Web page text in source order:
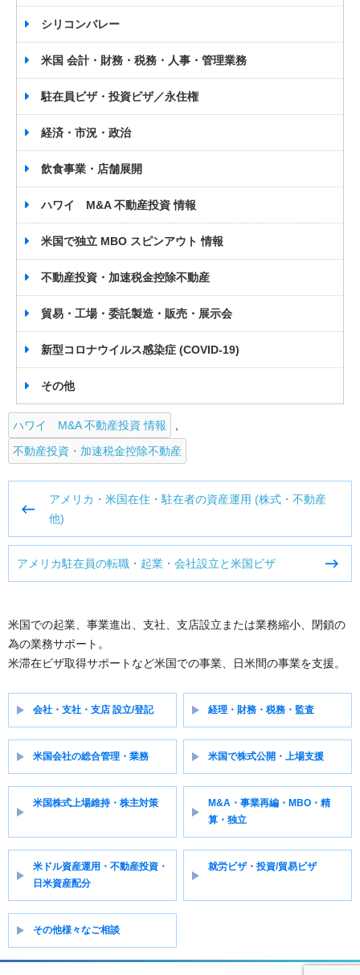
シリコンバレー
米国 会計・財務・税務・人事・管理業務
駐在員ビザ・投資ビザ／永住権
経済・市況・政治
飲食事業・店舗展開
ハワイ M&A 不動産投資 情報
米国で独立 MBO スピンアウト 情報
不動産投資・加速税金控除不動産
貿易・工場・委託製造・販売・展示会
新型コロナウイルス感染症 (COVID-19)
その他
ハワイ M&A 不動産投資 情報
不動産投資・加速税金控除不動産
ビ
ー
ョ
ン
アメリカ・米国在住・駐在者の資産運用 (株式・不動産
他)
アメリカ駐在員の転職・起業・会社設立と米国ビザ
米国での起業、事業進出、支社、支店設立または業務縮小、閉鎖の
為の業務サポート。
米滞在ビザ取得サポートなど米国での事業、日米間の事業を支援。
会社・支社・支店 設立/登記 経理・財務・税務・監査
米国会社の総合管理・業務 米国で株式公開・上場支援
米国株式上場維持・株主対策
M&A・事業再編・MBO・精
算・独立
米ドル資産運用・不動産投資・
日米資産配分
就労ビザ・投資/貿易ビザ
その他様々なご相談